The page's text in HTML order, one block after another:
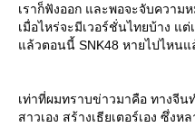
เราก็ฟังออก และพอจะจับความ
เมื่อไหร่จะมีเวอร์ชั่นไทยบ้าง แ
ล้วตอนนี้ SNK48 หายไปไหนแ
เท่าที่ผมทราบข่าวมาคือ ทางจี
สาวเอง สร้างเธียเตอร์เอง ซึ่ง